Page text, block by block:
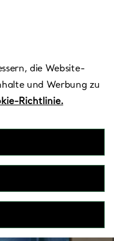
die Website-
und Werbung zu
Richtlinie.